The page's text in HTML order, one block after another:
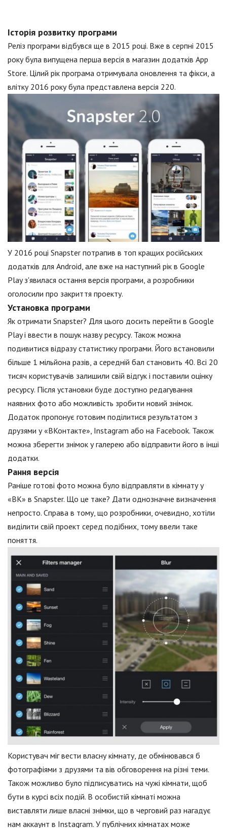
Історія розвитку програми
Реліз програми відбувся ще в 2015 році. Вже в серпні 2015
року була випущена перша версія в магазин додатків App
Store. Цілий рік програма отримувала оновлення та фікси, а
влітку 2016 року була представлена версія 220.
У 2016 році Snapster потрапив в топ кращих російських
додатків для Android, але вже на наступний рік в Google
Play з'явилася остання версія програми, а розробники
оголосили про закриття проекту.
Установка програми
Як отримати Snapster? Для цього досить перейти в Google
Play і ввести в пошук назву ресурсу. Також можна
подивитися відразу статистику програми. Його встановили
більше 1 мільйона разів, а середній бал становить 40. Всі 20
тисяч користувачів залишили свій відгук і поставили оцінку
ресурсу. Після установки буде доступно редагування
наявних фото або можливість зробити новий знімок.
Додаток пропонує готовим поділитися результатом з
друзями у «ВКонтакте», Instagram або на Facebook. Також
можна зберегти знімок у галерею або відправити його в інші
додатки.
Рання версія
Раніше готові фото можна було відправляти в кімнату у
«ВК» в Snapster. Що це таке? Дати однозначне визначення
непросто. Справа в тому, що розробники, очевидно, хотіли
виділити свій проект серед подібних, тому ввели таке
поняття.
Користувач міг вести власну кімнату, де обмінювався б
фотографіями з друзями та вів обговорення на різні теми.
Також можливо було підписуватись на чужі кімнати, щоб
бути в курсі всіх подій. В особистій кімнаті можна
виставляти лише власні знімки, що в черговий раз нагадує
нам аккаунт в Instagram. У публічних кімнатах може